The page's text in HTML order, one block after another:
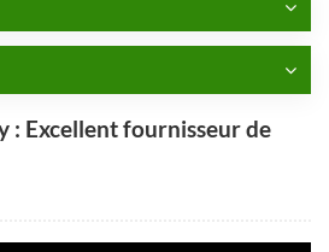
: Excellent fournisseur de